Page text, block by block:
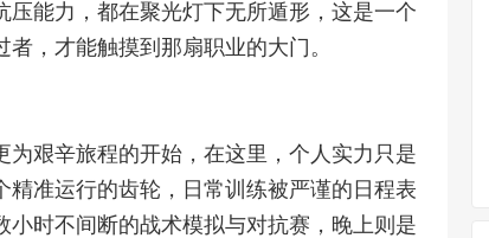
能力，都在聚光灯下无所遁形，这是一个
，才能触摸到那扇职业的大门。
艰辛旅程的开始，在这里，个人实力只是
准运行的齿轮，日常训练被严谨的日程表
时不间断的战术模拟与对抗赛，晚上则是